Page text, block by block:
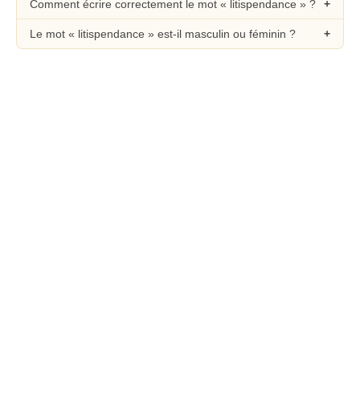
Comment écrire correctement le mot « litispendance » ?
Le mot « litispendance » est-il masculin ou féminin ?